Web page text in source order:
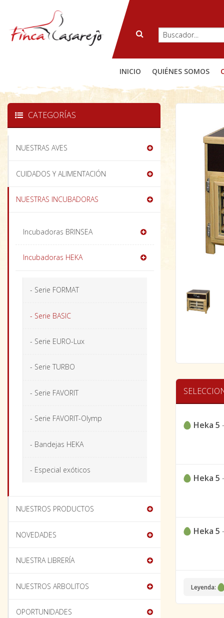
INICIO QUIÉNES SOMOS
Heka 5 -
Heka 5 -
Heka 5 -
Leyenda:
CATEGORÍAS
NUESTRAS AVES
CUIDADOS Y ALIMENTACIÓN
NUESTRAS INCUBADORAS
Incubadoras BRINSEA
Incubadoras HEKA
- Serie FORMAT
- Serie BASIC
- Serie EURO-Lux
- Serie TURBO
- Serie FAVORIT
- Serie FAVORIT-Olymp
- Bandejas HEKA
- Especial exóticos
NUESTROS PRODUCTOS
NOVEDADES
NUESTRA LIBRERÍA
NUESTROS ARBOLITOS
OPORTUNIDADES